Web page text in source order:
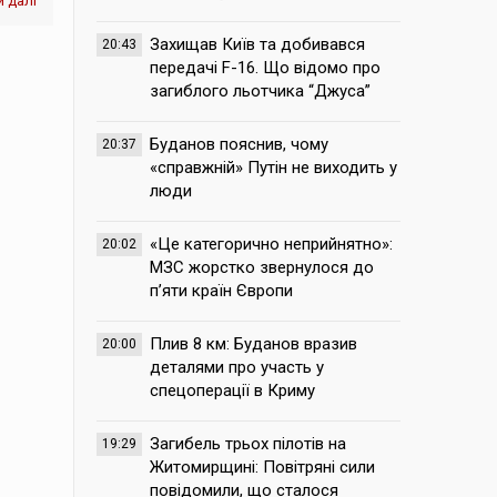
20:43
Захищав Київ та добивався
передачі F-16. Що відомо про
загиблого льотчика “Джуса”
20:37
Буданов пояснив, чому
«справжній» Путін не виходить у
люди
20:02
«Це категорично неприйнятно»:
МЗС жорстко звернулося до
п’яти країн Європи
20:00
Плив 8 км: Буданов вразив
деталями про участь у
спецоперації в Криму
19:29
Загибель трьох пілотів на
Житомирщині: Повітряні сили
повідомили, що сталося